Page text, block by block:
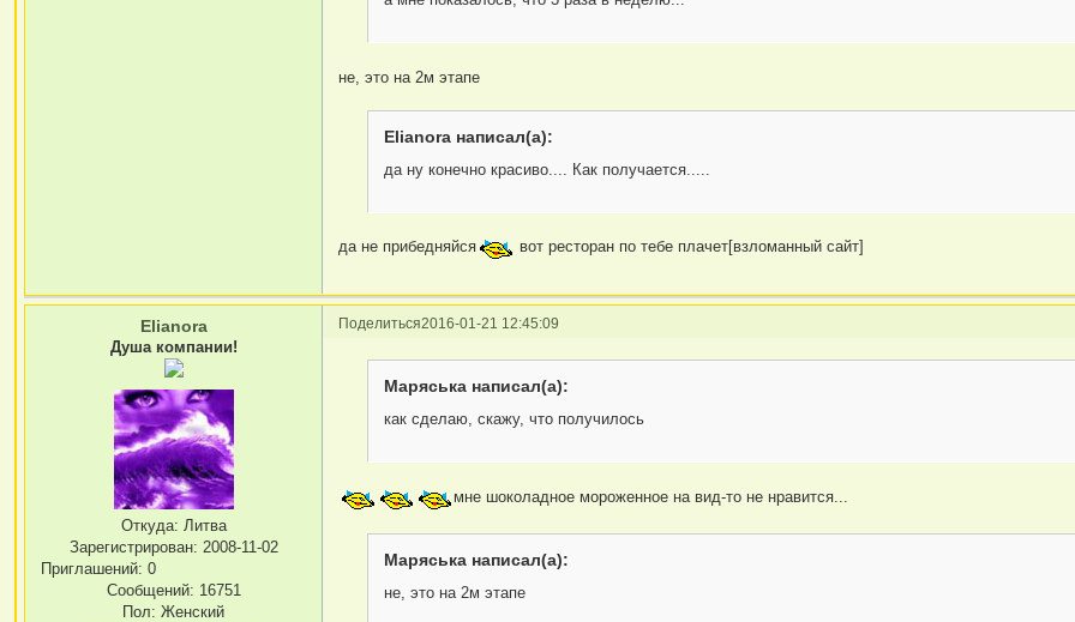
не, это на 2м этапе
Elianora написал(а):
да ну конечно красиво.... Как получается.....
да не прибедняйся вот ресторан по тебе плачет[взломанный сайт]
Поделиться2016-01-21 12:45:09
Elianora
Душа компании!
Откуда: Литва
Зарегистрирован: 2008-11-02
Приглашений: 0
Сообщений: 16751
Пол: Женский
Маряська написал(а):
как сделаю, скажу, что получилось
мне шоколадное мороженное на вид-то не нравится...
Маряська написал(а):
не, это на 2м этапе